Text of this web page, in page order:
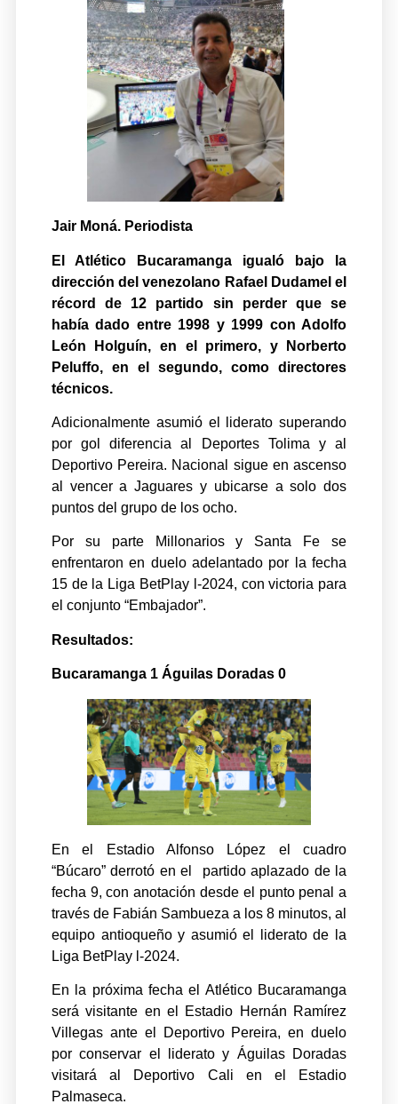
Jair Moná. Periodista
El Atlético Bucaramanga igualó bajo la
dirección del venezolano Rafael Dudamel el
récord de 12 partido sin perder que se
había dado entre 1998 y 1999 con Adolfo
León Holguín, en el primero, y Norberto
Peluffo, en el segundo, como directores
técnicos.
Adicionalmente asumió el liderato superando
por gol diferencia al Deportes Tolima y al
Deportivo Pereira. Nacional sigue en ascenso
al vencer a Jaguares y ubicarse a solo dos
puntos del grupo de los ocho.
Por su parte Millonarios y Santa Fe se
enfrentaron en duelo adelantado por la fecha
15 de la Liga BetPlay l-2024, con victoria para
el conjunto “Embajador”.
Resultados:
Bucaramanga 1 Águilas Doradas 0
En el Estadio Alfonso López el cuadro
“Búcaro” derrotó en el partido aplazado de la
fecha 9, con anotación desde el punto penal a
través de Fabián Sambueza a los 8 minutos, al
equipo antioqueño y asumió el liderato de la
Liga BetPlay l-2024.
En la próxima fecha el Atlético Bucaramanga
será visitante en el Estadio Hernán Ramírez
Villegas ante el Deportivo Pereira, en duelo
por conservar el liderato y Águilas Doradas
visitará al Deportivo Cali en el Estadio
Palmaseca.